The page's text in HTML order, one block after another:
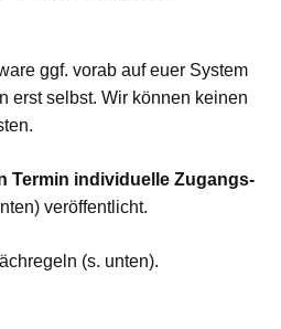
ggf. vorab auf euer System
erst selbst. Wir können keinen
Termin individuelle Zugangs-
veröffentlicht.
(s. unten).